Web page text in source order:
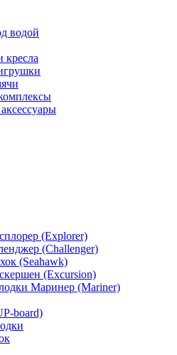
водой
кресла
(Explorer)
(Challenger)
(Seahawk)
(Excursion)
Маринер (Mariner)
board)